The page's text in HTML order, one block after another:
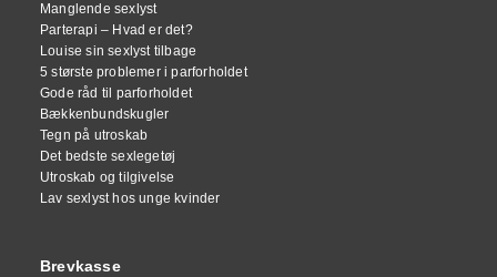
Manglende sexlyst
Parterapi – Hvad er det?
Louise sin sexlyst tilbage
5 største problemer i parforholdet
Gode råd til parforholdet
Bækkenbundskugler
Tegn på utroskab
Det bedste sexlegetøj
Utroskab og tilgivelse
Lav sexlyst hos unge kvinder
Brevkasse